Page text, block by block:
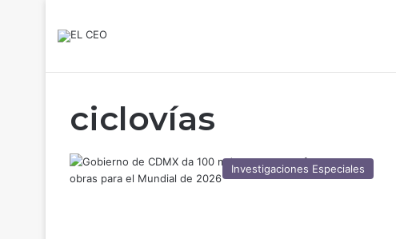
ciclovías
Investigaciones Especiales